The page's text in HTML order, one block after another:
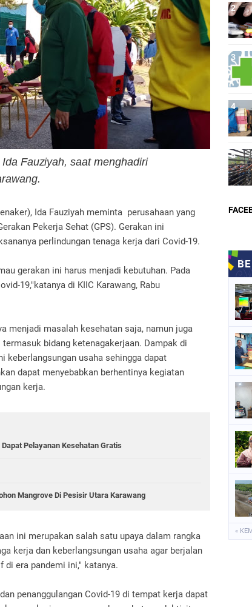
Fauziyah, saat menghadiri
Ida Fauziyah meminta perusahaan yang
Pekerja Sehat (GPS). Gerakan ini
perlindungan tenaga kerja dari Covid-19.
gerakan ini harus menjadi kebutuhan. Pada
19,"katanya di KIIC Karawang, Rabu
menjadi masalah kesehatan saja, namun juga
bidang ketenagakerjaan. Dampak di
keberlangsungan usaha sehingga dapat
dapat menyebabkan berhentinya kegiatan
kerja.
Pelayanan Kesehatan Gratis
Mangrove Di Pesisir Utara Karawang
ini merupakan salah satu upaya dalam rangka
kerja dan keberlangsungan usaha agar berjalan
era pandemi ini," katanya.
penanggulangan Covid-19 di tempat kerja dapat
«